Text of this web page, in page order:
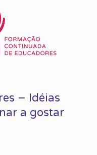
– Idéias
a gostar